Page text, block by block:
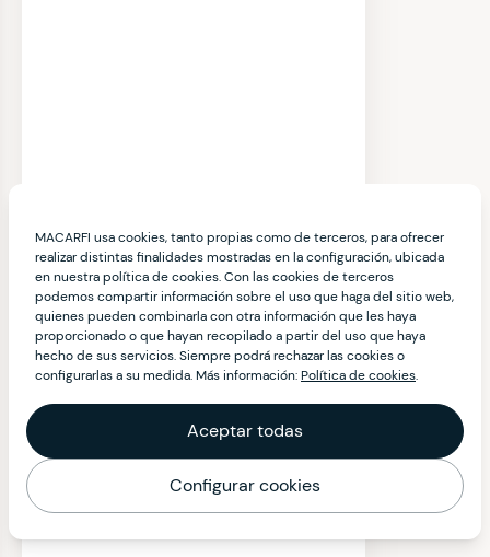
MACARFI usa cookies, tanto propias como de terceros, para ofrecer
realizar distintas finalidades mostradas en la configuración, ubicada
en nuestra política de cookies. Con las cookies de terceros
podemos compartir información sobre el uso que haga del sitio web,
quienes pueden combinarla con otra información que les haya
proporcionado o que hayan recopilado a partir del uso que haya
hecho de sus servicios. Siempre podrá rechazar las cookies o
configurarlas a su medida. Más información:Política de cookies.
Aceptar todas
Configurar cookies